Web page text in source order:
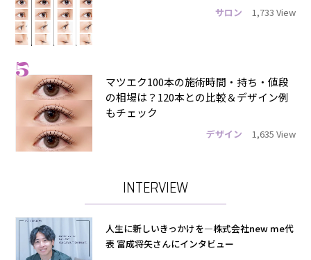
サロン 1,733 View
5
マツエク100本の施術時間・持ち・値段
の相場は？120本との比較＆デザイン例
もチェック
デザイン 1,635 View
INTERVIEW
人生に新しいきっかけを―株式会社new me代
表 富成将矢さんにインタビュー